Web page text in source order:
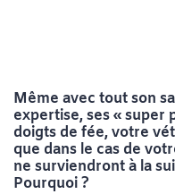
Même avec tout son
expertise, ses « super
doigts de fée, votre
que dans le cas de
ne surviendront à la
Pourquoi ?